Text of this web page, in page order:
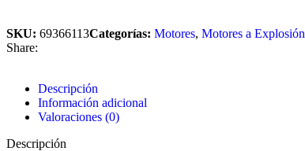
SKU: 69366113Categorías: Motores, Motores a Explosión
Share:
Descripción
Información adicional
Valoraciones (0)
Descripción